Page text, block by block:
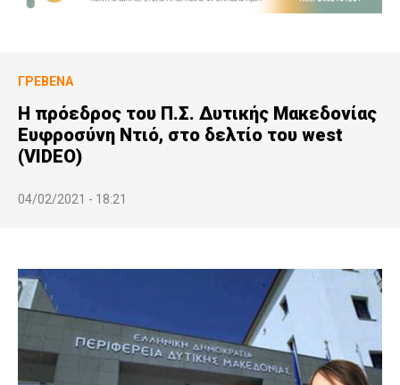
ΓΡΕΒΕΝΆ
Η πρόεδρος του Π.Σ. Δυτικής Μακεδονίας
Ευφροσύνη Ντιό, στο δελτίο του west
(VIDEO)
04/02/2021 - 18:21